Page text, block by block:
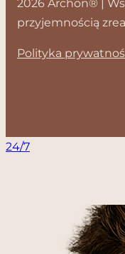
2026 Archon® |
przyjemnością
Polityka
24/7